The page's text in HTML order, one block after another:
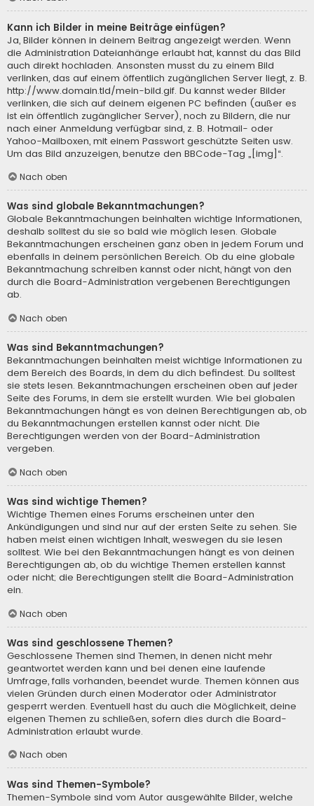
Kann ich Bilder in meine Beiträge einfügen?
Ja, Bilder können in deinem Beitrag angezeigt werden. Wenn
die Administration Dateianhänge erlaubt hat, kannst du das Bild
auch direkt hochladen. Ansonsten musst du zu einem Bild
verlinken, das auf einem öffentlich zugänglichen Server liegt, z. B.
http://www.domain.tld/mein-bild.gif. Du kannst weder Bilder
verlinken, die sich auf deinem eigenen PC befinden (außer es
ist ein öffentlich zugänglicher Server), noch zu Bildern, die nur
nach einer Anmeldung verfügbar sind, z. B. Hotmail- oder
Yahoo-Mailboxen, mit einem Passwort geschützte Seiten usw.
Um das Bild anzuzeigen, benutze den BBCode-Tag „[img]“.
Nach oben
Was sind globale Bekanntmachungen?
Globale Bekanntmachungen beinhalten wichtige Informationen,
deshalb solltest du sie so bald wie möglich lesen. Globale
Bekanntmachungen erscheinen ganz oben in jedem Forum und
ebenfalls in deinem persönlichen Bereich. Ob du eine globale
Bekanntmachung schreiben kannst oder nicht, hängt von den
durch die Board-Administration vergebenen Berechtigungen
ab.
Nach oben
Was sind Bekanntmachungen?
Bekanntmachungen beinhalten meist wichtige Informationen zu
dem Bereich des Boards, in dem du dich befindest. Du solltest
sie stets lesen. Bekanntmachungen erscheinen oben auf jeder
Seite des Forums, in dem sie erstellt wurden. Wie bei globalen
Bekanntmachungen hängt es von deinen Berechtigungen ab, ob
du Bekanntmachungen erstellen kannst oder nicht. Die
Berechtigungen werden von der Board-Administration
vergeben.
Nach oben
Was sind wichtige Themen?
Wichtige Themen eines Forums erscheinen unter den
Ankündigungen und sind nur auf der ersten Seite zu sehen. Sie
haben meist einen wichtigen Inhalt, weswegen du sie lesen
solltest. Wie bei den Bekanntmachungen hängt es von deinen
Berechtigungen ab, ob du wichtige Themen erstellen kannst
oder nicht; die Berechtigungen stellt die Board-Administration
ein.
Nach oben
Was sind geschlossene Themen?
Geschlossene Themen sind Themen, in denen nicht mehr
geantwortet werden kann und bei denen eine laufende
Umfrage, falls vorhanden, beendet wurde. Themen können aus
vielen Gründen durch einen Moderator oder Administrator
gesperrt werden. Eventuell hast du auch die Möglichkeit, deine
eigenen Themen zu schließen, sofern dies durch die Board-
Administration erlaubt wurde.
Nach oben
Was sind Themen-Symbole?
Themen-Symbole sind vom Autor ausgewählte Bilder, welche